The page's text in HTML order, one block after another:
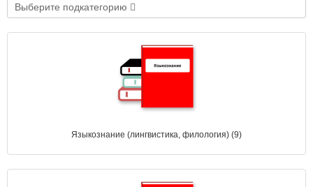
Выберите подкатегорию
Языкознание (лингвистика, филология) (9)